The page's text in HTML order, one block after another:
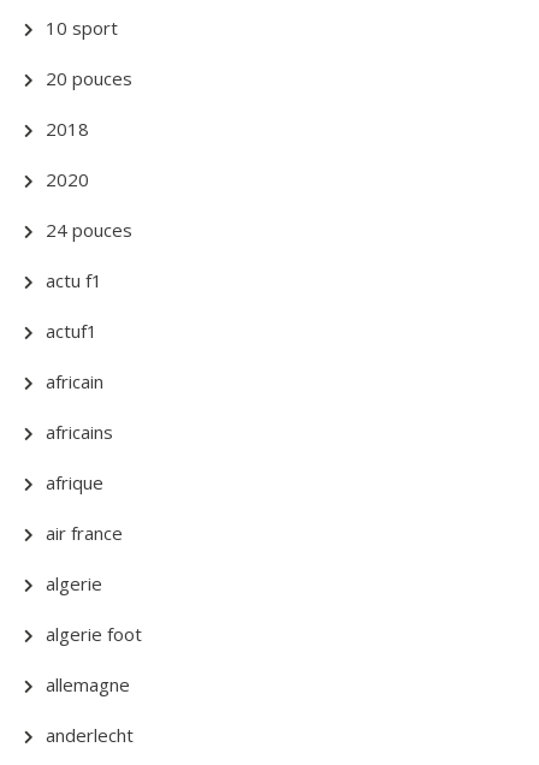
10 sport
20 pouces
2018
2020
24 pouces
actu f1
actuf1
africain
africains
afrique
air france
algerie
algerie foot
allemagne
anderlecht